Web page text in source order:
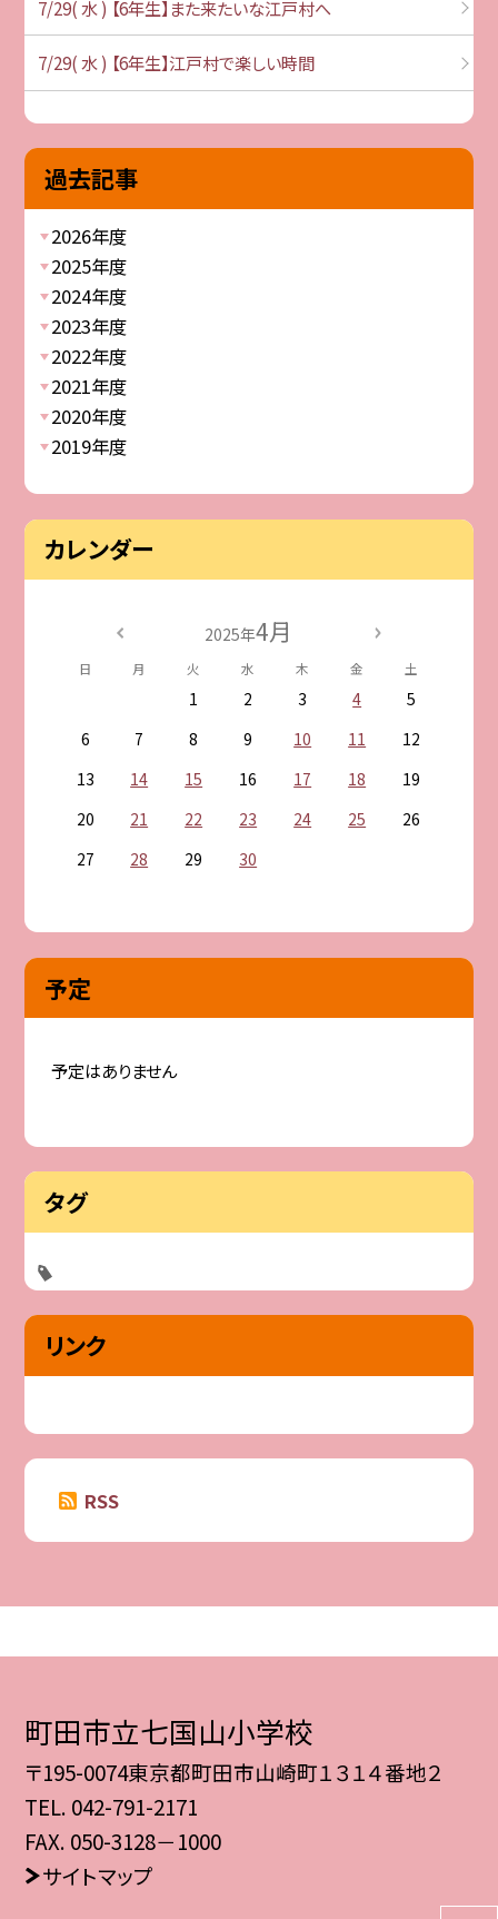
7/29( 水 ) 【6年生】また来たいな江戸村へ
7/29( 水 ) 【6年生】江戸村で楽しい時間
過去記事
2026年度
2025年度
2024年度
2023年度
2022年度
2021年度
2020年度
2019年度
カレンダー
2025年4月
日 月 火 水 木 金 土
1 2 3 4
5
6
7 8 9 10 11
12
13
14 15 16 17 18
19
20
21 22 23 24 25
26
27
28 29 30
予定
予定はありません
タグ
リンク
RSS
町田市立七国山小学校
〒195-0074東京都町田市山崎町１３１４番地２
TEL. 042-791-2171
FAX. 050-3128－1000
サイトマップ